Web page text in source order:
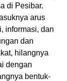
di Pesibar.
arus
informasi, dan
dan
hilangnya
dengan
bentuk-